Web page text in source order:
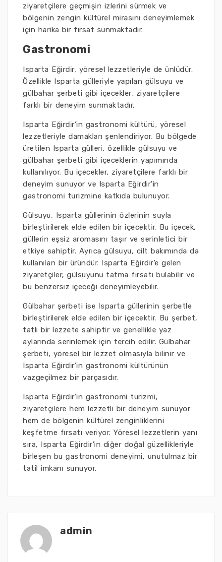
ziyaretçilere geçmişin izlerini sürmek ve
bölgenin zengin kültürel mirasını deneyimlemek
için harika bir fırsat sunmaktadır.
Gastronomi
Isparta Eğirdir, yöresel lezzetleriyle de ünlüdür.
Özellikle Isparta gülleriyle yapılan gülsuyu ve
gülbahar şerbeti gibi içecekler, ziyaretçilere
farklı bir deneyim sunmaktadır.
Isparta Eğirdir’in gastronomi kültürü, yöresel
lezzetleriyle damakları şenlendiriyor. Bu bölgede
üretilen Isparta gülleri, özellikle gülsuyu ve
gülbahar şerbeti gibi içeceklerin yapımında
kullanılıyor. Bu içecekler, ziyaretçilere farklı bir
deneyim sunuyor ve Isparta Eğirdir’in
gastronomi turizmine katkıda bulunuyor.
Gülsuyu, Isparta güllerinin özlerinin suyla
birleştirilerek elde edilen bir içecektir. Bu içecek,
güllerin eşsiz aromasını taşır ve serinletici bir
etkiye sahiptir. Ayrıca gülsuyu, cilt bakımında da
kullanılan bir üründür. Isparta Eğirdir’e gelen
ziyaretçiler, gülsuyunu tatma fırsatı bulabilir ve
bu benzersiz içeceği deneyimleyebilir.
Gülbahar şerbeti ise Isparta güllerinin şerbetle
birleştirilerek elde edilen bir içecektir. Bu şerbet,
tatlı bir lezzete sahiptir ve genellikle yaz
aylarında serinlemek için tercih edilir. Gülbahar
şerbeti, yöresel bir lezzet olmasıyla bilinir ve
Isparta Eğirdir’in gastronomi kültürünün
vazgeçilmez bir parçasıdır.
Isparta Eğirdir’in gastronomi turizmi,
ziyaretçilere hem lezzetli bir deneyim sunuyor
hem de bölgenin kültürel zenginliklerini
keşfetme fırsatı veriyor. Yöresel lezzetlerin yanı
sıra, Isparta Eğirdir’in diğer doğal güzellikleriyle
birleşen bu gastronomi deneyimi, unutulmaz bir
tatil imkanı sunuyor.
admin